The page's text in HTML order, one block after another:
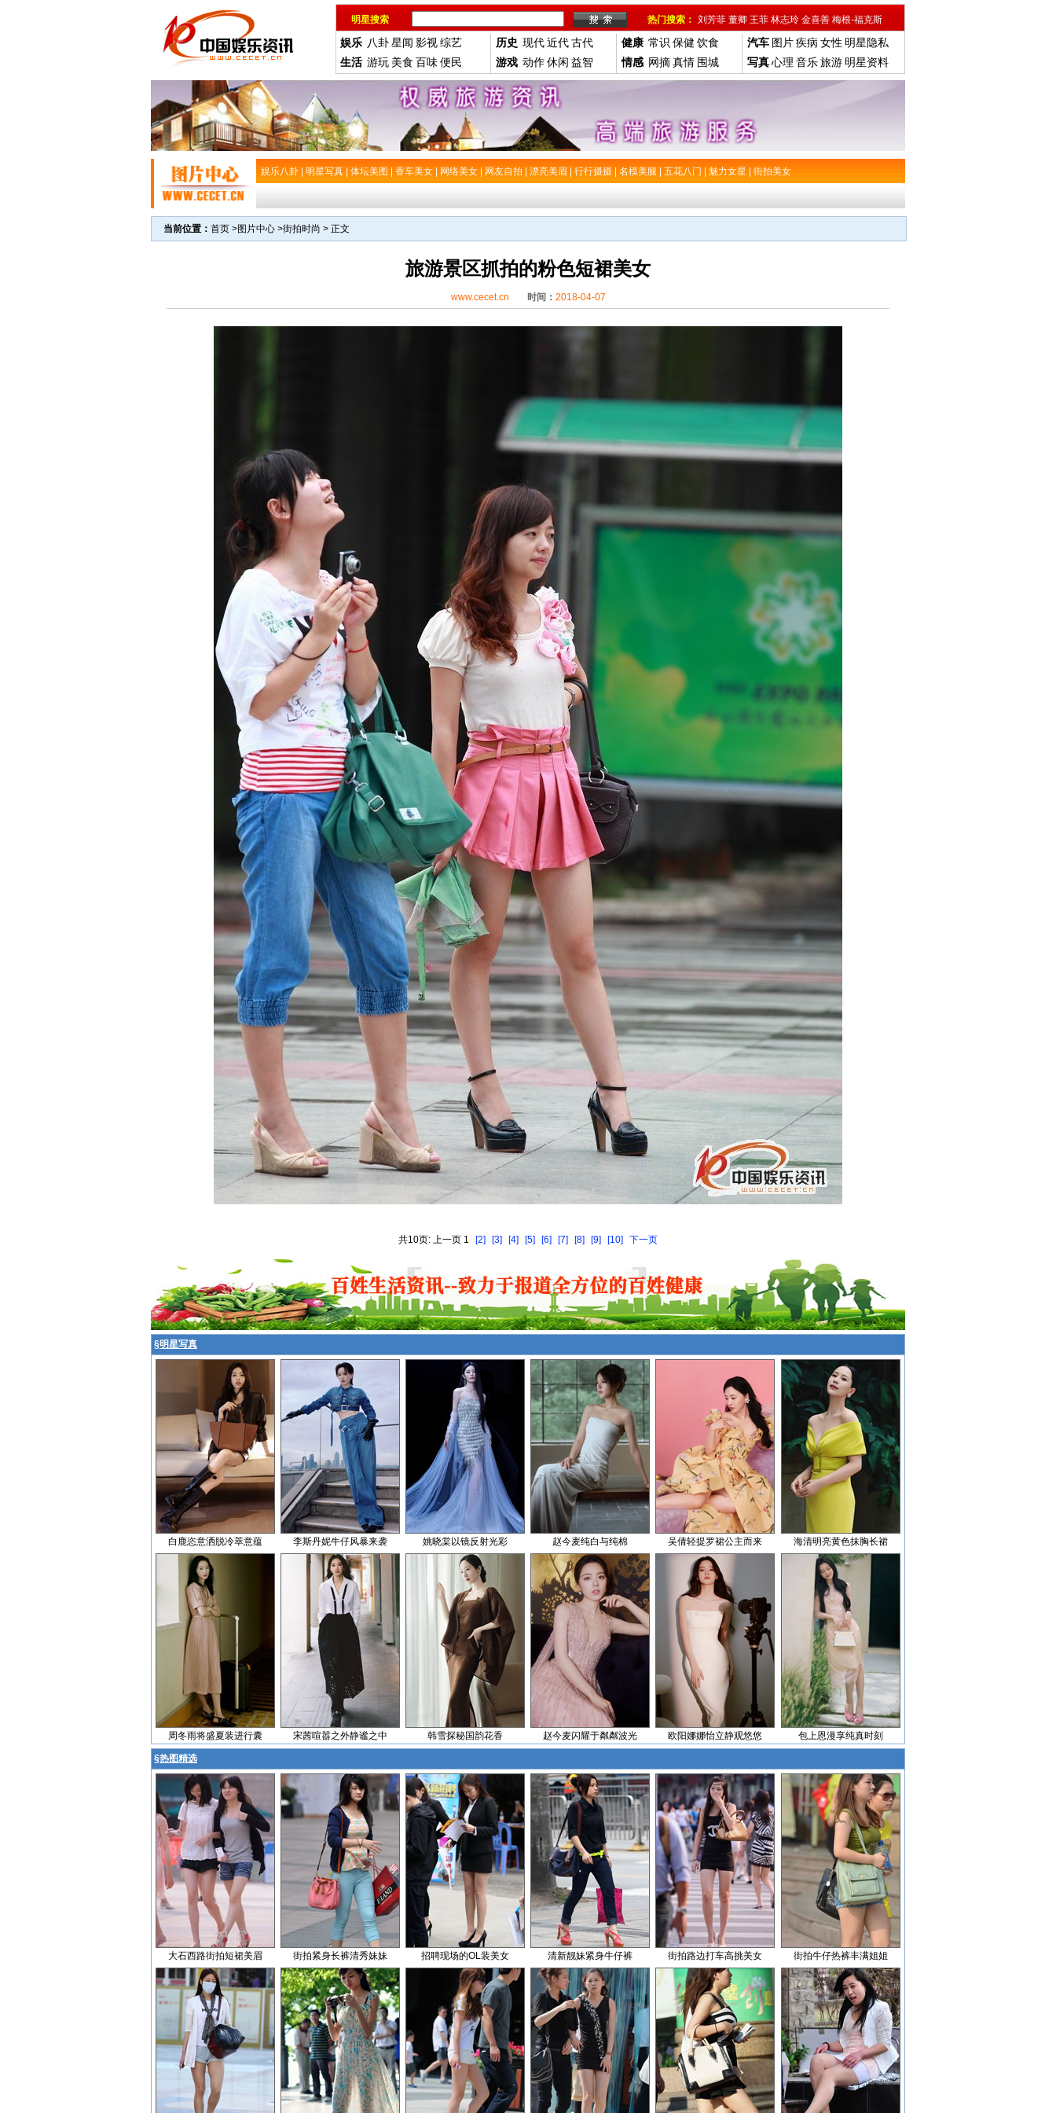
明星搜索 热门搜索： 刘芳菲 董卿 王菲 林志玲 金喜善 梅根-福克斯
娱乐 八卦星闻 影视综艺
生活 游玩 美食 百味便民
历史 现代近代古代
游戏 动作休闲 益智
健康 常识 保健 饮食
情感 网摘真情 围城
汽车 图片疾病 女性 明星隐私
写真心理 音乐旅游 明星资料
娱乐八卦 明星写真 体坛美图 香车美女 网络美女 网友自拍 漂亮美眉 行行摄摄 名模美腿 五花八门 魅力女星 街拍美女
当前位置： 首页 >图片中心 >街拍时尚 > 正文
旅游景区抓拍的粉色短裙美女
www.cecet.cn 时间： 2018-04-07
共10页: 上一页 1 [2] [3] [4] [5] [6] [7] [8] [9] [10] 下一页
§明星写真
白鹿恣意洒脱冷萃意蕴 李斯丹妮牛仔风暴来袭 姚晓棠以镜反射光彩 赵今麦纯白与纯棉 吴倩轻提罗裙公主而来 海清明亮黄色抹胸长裙
周冬雨将盛夏装进行囊 宋茜喧嚣之外静谧之中 韩雪探秘国韵花香 赵今麦闪耀于粼粼波光 欧阳娜娜怡立静观悠悠 包上恩漫享纯真时刻
§热图精选
大石西路街拍短裙美眉 街拍紧身长裤清秀妹妹 招聘现场的OL装美女 清新靓妹紧身牛仔裤 街拍路边打车高挑美女 街拍牛仔热裤丰满姐姐